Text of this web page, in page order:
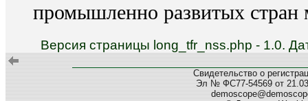
промышленно развитых стран
Версия страницы long_tfr_nss.php - 1.0.
Свидетельство о
Эл № ФС77-54569 от